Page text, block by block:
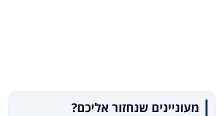
מעוניינים שנחזור אליכם?